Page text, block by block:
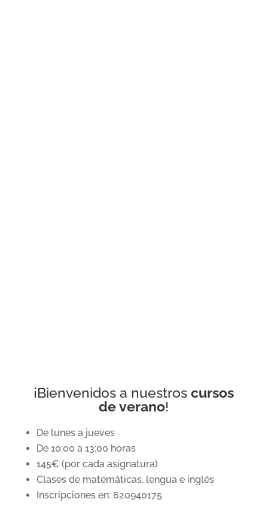
¡Bienvenidos a nuestroscursos
de verano!
De lunes a jueves
De 10:00 a 13:00 horas
145€ (por cada asignatura)
Clases de matemáticas, lengua e inglés
Inscripciones en: 620940175